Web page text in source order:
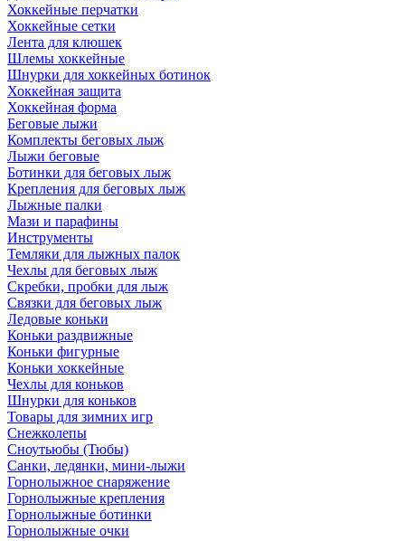
Хоккейные перчатки
Хоккейные сетки
Лента для клюшек
Шлемы хоккейные
Шнурки для хоккейных ботинок
Хоккейная защита
Хоккейная форма
Беговые лыжи
Комплекты беговых лыж
Лыжи беговые
Ботинки для беговых лыж
Крепления для беговых лыж
Лыжные палки
Мази и парафины
Инструменты
Темляки для лыжных палок
Чехлы для беговых лыж
Скребки, пробки для лыж
Связки для беговых лыж
Ледовые коньки
Коньки раздвижные
Коньки фигурные
Коньки хоккейные
Чехлы для коньков
Шнурки для коньков
Товары для зимних игр
Снежколепы
Сноутьюбы (Тюбы)
Санки, ледянки, мини-лыжи
Горнолыжное снаряжение
Горнолыжные крепления
Горнолыжные ботинки
Горнолыжные очки